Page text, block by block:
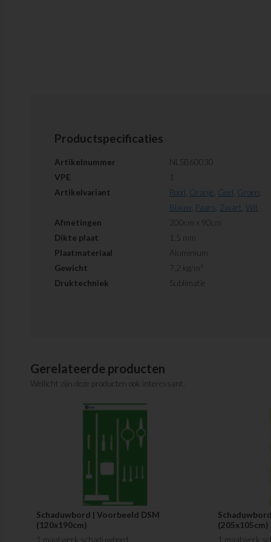
Productspecificaties
Artikelnummer
NLSB60030
VPE
1
Artikelvariant
Rood Oranje Geel Groen
Blauw Paars Zwart Wit
Afmetingen
200cm x 90cm
Dikte plaat
1,5 mm
Plaatmateriaal
Aluminium
Gewicht
7,2 kg/m²
Druktechniek
Sublimatie
Gerelateerde producten
Wellicht zijn deze producten ook interessant.
Schaduwbord | Voorbeeld DSM
(120x190cm)
1 maatwerk schaduwbord
(205x105cm)
1 maatwerk